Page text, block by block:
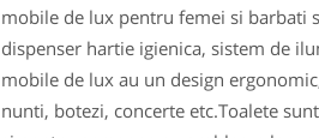
mobile de lux pentru femei si barbati
dispenser hartie igienica, sistem de
mobile de lux au un design
nunti, botezi, concerte etc.Toalete